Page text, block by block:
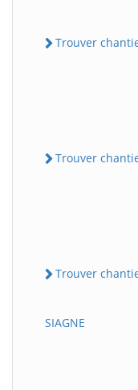
Trouver
Trouver
Trouver
SIAGNE